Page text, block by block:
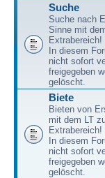
Suche
Suche nach
Sinne mit
Extrabereich!
In diesem
nicht sofort
freigegeben
gelöscht.
Biete
Bieten von
mit dem LT
Extrabereich!
In diesem
nicht sofort
freigegeben
gelöscht.